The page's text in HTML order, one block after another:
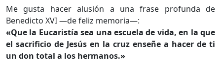
Me gusta hacer alusión a una frase profunda de
Benedicto XVI —de feliz memoria—:
«Que la Eucaristía sea una escuela de vida, en la que
el sacrificio de Jesús en la cruz enseñe a hacer de ti
un don total a los hermanos.»